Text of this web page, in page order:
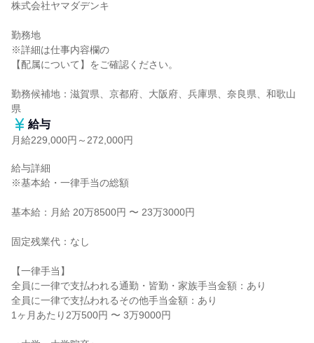
株式会社ヤマダデンキ
勤務地
※詳細は仕事内容欄の
【配属について】をご確認ください。
勤務候補地：滋賀県、京都府、大阪府、兵庫県、奈良県、和歌山
県
給与
月給229,000円～272,000円
給与詳細
※基本給・一律手当の総額
基本給：月給 20万8500円 〜 23万3000円
固定残業代：なし
【一律手当】
全員に一律で支払われる通勤・皆勤・家族手当金額：あり
全員に一律で支払われるその他手当金額：あり
1ヶ月あたり2万500円 〜 3万9000円